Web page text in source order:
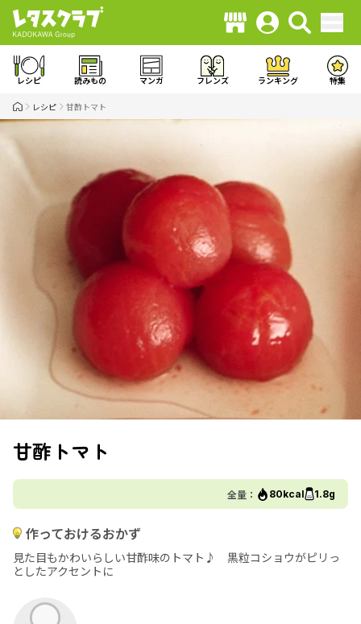
レシピ 読みもの マンガ フレンズ ランキング 特集
レシピ 甘酢トマト
甘酢トマト
全量： 80kcal 1.8g
作っておけるおかず
見た目もかわいらしい甘酢味のトマト♪ 黒粒コショウがピリっ
としたアクセントに